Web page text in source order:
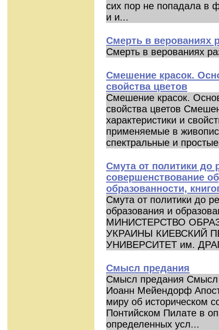
сих пор не попадала в
и и...
Смерть в верованиях
Смерть в верованиях
Смешение красок.
свойства цветов
Смешение красок.
свойства цветов
характеристики и
применяемые в
спектральные и
Смута от политики до
совершенствование
образованности,
Смута от политики до
образования и
МИНИСТЕРСТВО
УКРАИНЫ КИЕВСКИЙ
УНИВЕРСИТЕТ им.
Смысл предания
Смысл предания Смысл
Иоанн Мейендорф
миру об историческом
Понтийском Пилате в
определенных усл...